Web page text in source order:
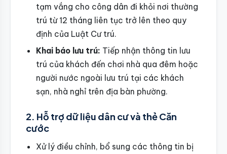
tạm vắng cho công dân đi khỏi nơi thường
trú từ 12 tháng liên tục trở lên theo quy
định của Luật Cư trú.
Khai báo lưu trú: Tiếp nhận thông tin lưu
trú của khách đến chơi nhà qua đêm hoặc
người nước ngoài lưu trú tại các khách
sạn, nhà nghỉ trên địa bàn phường.
2. Hỗ trợ dữ liệu dân cư và thẻ Căn
cước
Xử lý điều chỉnh, bổ sung các thông tin bị